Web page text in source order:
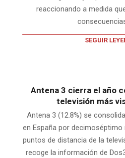
reaccionando a medida
SEGUIR
Antena 3 cierra el año
televisión más
Antena 3 (12.8%) se
en España por
puntos de distancia de la
recoge la información de